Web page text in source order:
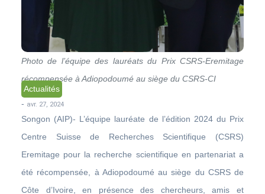
Photo de l’équipe des lauréats du Prix CSRS-Eremitage
récompensée à Adiopodoumé au siège du CSRS-CI
Actualités
- avr. 27, 2024
Songon (AIP)- L’équipe lauréate de l’édition 2024 du Prix
Centre Suisse de Recherches Scientifique (CSRS)
Eremitage pour la recherche scientifique en partenariat a
été récompensée, à Adiopodoumé au siège du CSRS de
Côte d’Ivoire, en présence des chercheurs, amis et